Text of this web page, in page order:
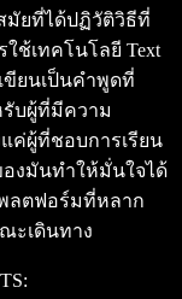
มัยที่ได้ปฏิวัติวิธีที่
ช้เทคโนโลยี Text
ขียนเป็นคำพูดที่
รับผู้ที่มีความ
ค่ผู้ที่ชอบการเรียน
งมันทำให้มั่นใจได้
ลตฟอร์มที่หลาก
ะเดินทาง
: